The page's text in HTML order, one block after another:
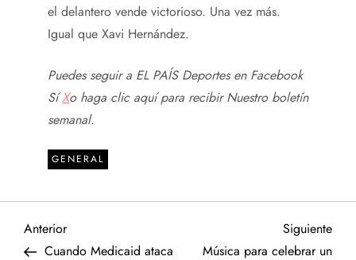
el delantero vende victorioso. Una vez más.
Igual que Xavi Hernández.
Puedes seguir a EL PAÍS Deportes en Facebook
SíXo haga clic aquí para recibirNuestro boletín
semanal.
GENERAL
N
Entrada
anterior
Anterior
Cuando Medicaid ataca
Siguiente
Música para celebrar un